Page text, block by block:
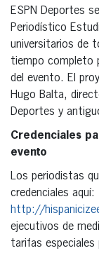
ESPN Deportes
Periodístico
universitarios de
tiempo completo
del evento. El
Hugo Balta,
Deportes y
Credenciales
evento
Los periodistas
credenciales aquí:
http://
ejecutivos de
tarifas especiales